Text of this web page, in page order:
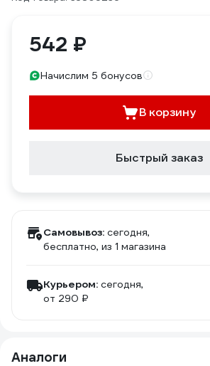
542 ₽
Начислим 5 бонусов
В корзину
Быстрый заказ
Самовывоз: сегодня,
бесплатно, из 1 магазина
Курьером: сегодня,
от 290 ₽
Аналоги